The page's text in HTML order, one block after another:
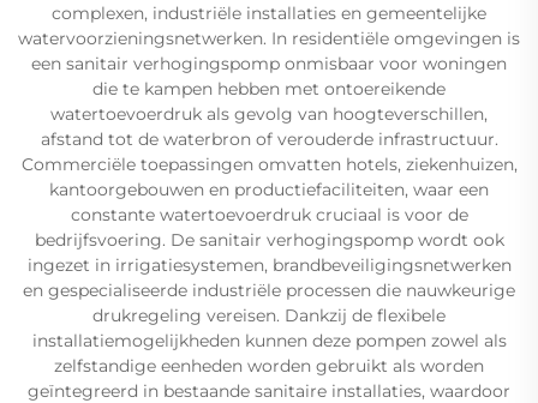
complexen, industriële installaties en gemeentelijke
watervoorzieningsnetwerken. In residentiële omgevingen is
een sanitair verhogingspomp onmisbaar voor woningen
die te kampen hebben met ontoereikende
watertoevoerdruk als gevolg van hoogteverschillen,
afstand tot de waterbron of verouderde infrastructuur.
Commerciële toepassingen omvatten hotels, ziekenhuizen,
kantoorgebouwen en productiefaciliteiten, waar een
constante watertoevoerdruk cruciaal is voor de
bedrijfsvoering. De sanitair verhogingspomp wordt ook
ingezet in irrigatiesystemen, brandbeveiligingsnetwerken
en gespecialiseerde industriële processen die nauwkeurige
drukregeling vereisen. Dankzij de flexibele
installatiemogelijkheden kunnen deze pompen zowel als
zelfstandige eenheden worden gebruikt als worden
geïntegreerd in bestaande sanitaire installaties, waardoor